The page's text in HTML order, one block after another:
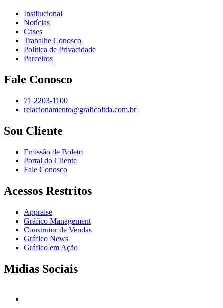
Institucional
Notícias
Cases
Trabalhe Conosco
Política de Privacidade
Parceiros
Fale Conosco
71 2203-1100
relacionamento@graficoltda.com.br
Sou Cliente
Emissão de Boleto
Portal do Cliente
Fale Conosco
Acessos Restritos
Appraise
Gráfico Management
Construtor de Vendas
Gráfico News
Gráfico em Ação
Mídias Sociais